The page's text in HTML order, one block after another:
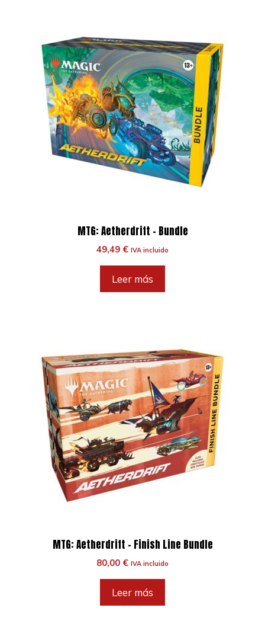
MTG: Aetherdrift – Bundle
49,49 € IVA incluido
Leer más
MTG: Aetherdrift – Finish Line Bundle
80,00 € IVA incluido
Leer más